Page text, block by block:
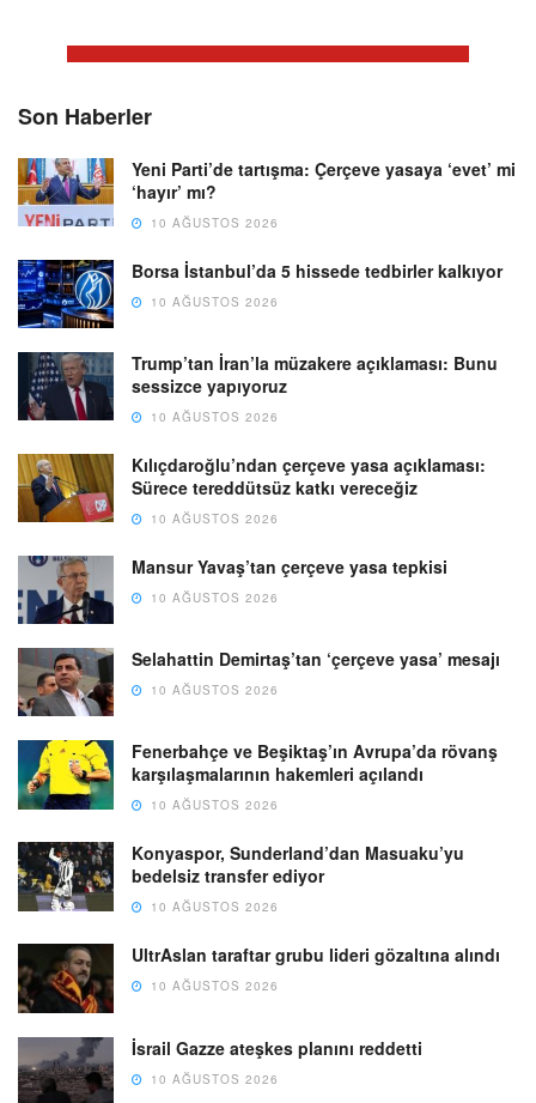
Son Haberler
Yeni Parti’de tartışma: Çerçeve yasaya ‘evet’ mi
‘hayır’ mı?
10 AĞUSTOS 2026
Borsa İstanbul’da 5 hissede tedbirler kalkıyor
10 AĞUSTOS 2026
Trump’tan İran’la müzakere açıklaması: Bunu
sessizce yapıyoruz
10 AĞUSTOS 2026
Kılıçdaroğlu’ndan çerçeve yasa açıklaması:
Sürece tereddütsüz katkı vereceğiz
10 AĞUSTOS 2026
Mansur Yavaş’tan çerçeve yasa tepkisi
10 AĞUSTOS 2026
Selahattin Demirtaş’tan ‘çerçeve yasa’ mesajı
10 AĞUSTOS 2026
Fenerbahçe ve Beşiktaş’ın Avrupa’da rövanş
karşılaşmalarının hakemleri açılandı
10 AĞUSTOS 2026
Konyaspor, Sunderland’dan Masuaku’yu
bedelsiz transfer ediyor
10 AĞUSTOS 2026
UltrAslan taraftar grubu lideri gözaltına alındı
10 AĞUSTOS 2026
İsrail Gazze ateşkes planını reddetti
10 AĞUSTOS 2026